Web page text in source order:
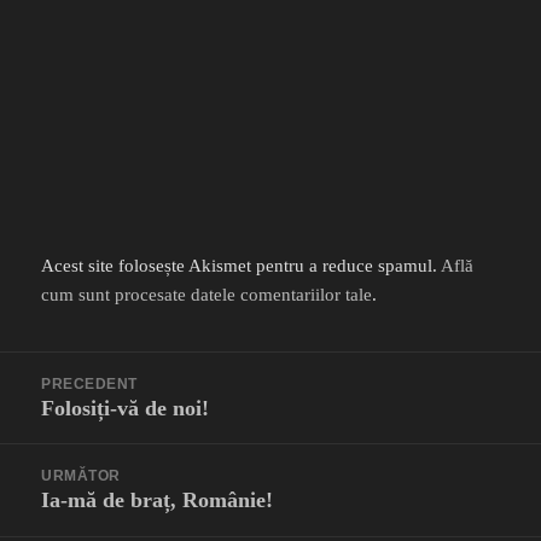
Acest site folosește Akismet pentru a reduce spamul.Află
cum sunt procesate datele comentariilor tale.
PRECEDENT
Articolul
Folosiți-vă de noi!
URMĂTOR
Articolul
Ia-mă de braț, Românie!